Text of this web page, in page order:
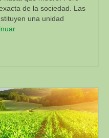
de la sociedad. Las
una unidad